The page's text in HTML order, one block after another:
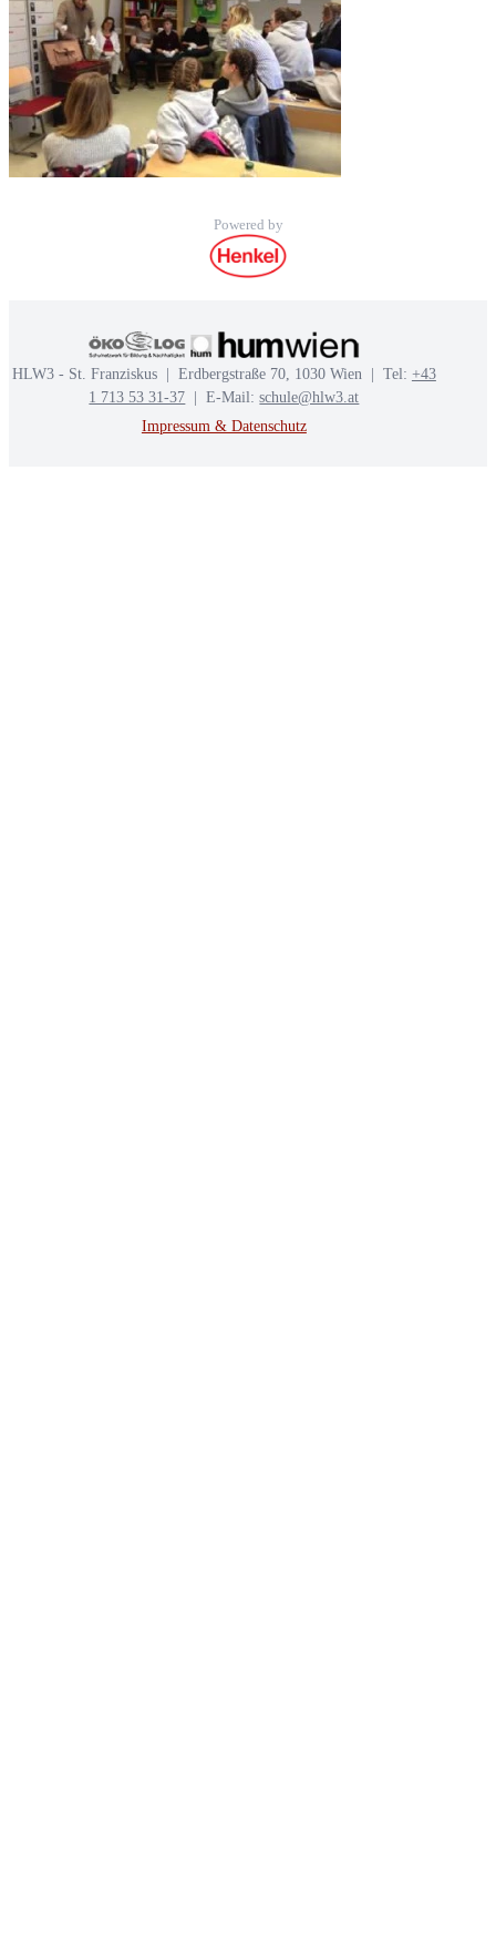
Powered by
HLW3 - St. Franziskus | Erdbergstraße 70, 1030 Wien | Tel: +43
1 713 53 31-37 | E-Mail:schule@hlw3.at
Impressum & Datenschutz